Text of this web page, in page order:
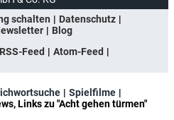
schalten
Datenschutz
Blog
RSS-Feed
Atom-Feed
Spielfilme
Links zu "Acht gehen türmen"